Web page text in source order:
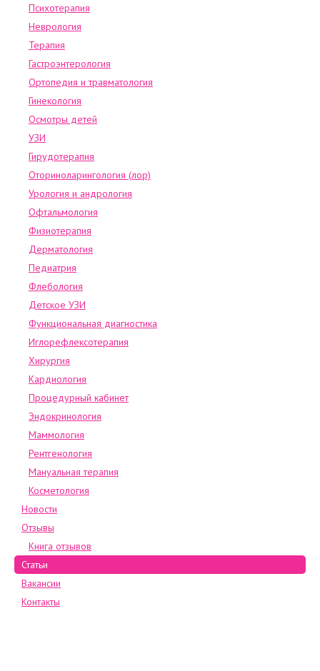
Психотерапия
Неврология
Терапия
Гастроэнтерология
Ортопедия и травматология
Гинекология
Осмотры детей
УЗИ
Гирудотерапия
Оториноларингология (лор)
Урология и андрология
Офтальмология
Физиотерапия
Дерматология
Педиатрия
Флебология
Детское УЗИ
Функциональная диагностика
Иглорефлексотерапия
Хирургия
Кардиология
Процедурный кабинет
Эндокринология
Маммология
Рентгенология
Мануальная терапия
Косметология
Новости
Отзывы
Книга отзывов
Статьи
Вакансии
Контакты